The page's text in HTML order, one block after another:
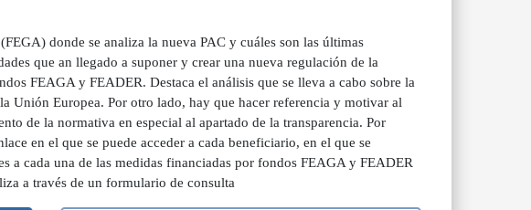
donde se analiza la nueva PAC y cuáles son las últimas
que an llegado a suponer y crear una nueva regulación de la
FEAGA y FEADER. Destaca el análisis que se lleva a cabo sobre la
Unión Europea. Por otro lado, hay que hacer referencia y motivar al
de la normativa en especial al apartado de la transparencia. Por
en el que se puede acceder a cada beneficiario, en el que se
a cada una de las medidas financiadas por fondos FEAGA y FEADER
a través de un formulario de consulta